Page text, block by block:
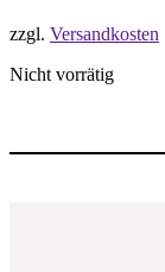
zzgl. Versandkosten
Nicht vorrätig